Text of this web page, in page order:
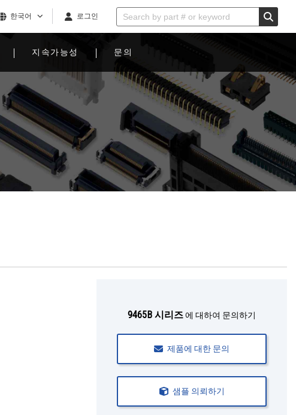
한국어 로그인
지속가능성 문의
9465B 시리즈에 대하여 문의하기
제품에 대한 문의
샘플 의뢰하기